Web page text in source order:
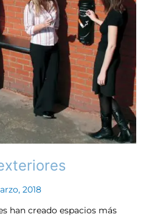
2018
han creado espacios más